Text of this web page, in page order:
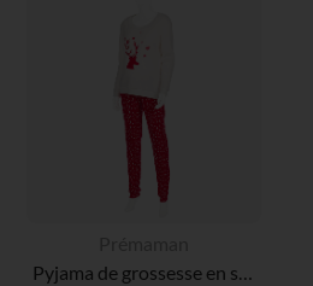
Pyjama de grossesse en sherpa et molleton avec élan brodé